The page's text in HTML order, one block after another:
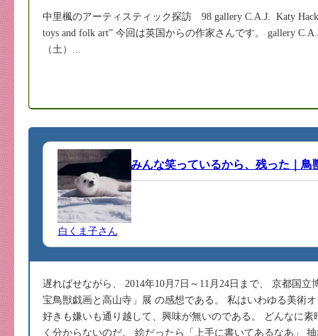
中里楓のアーティスティック探訪 98 gallery C.A.J. Katy
toys and folk art” 今回は英国からの作家さんです。 gallery
（土）...
白くま子さん
みんな笑っているから、残った｜鳥
遅ればせながら、 2014年10月7日～11月24日まで、 京都国
宝鳥獣戯画と高山寺」展 の感想である。 私はいわゆる美術
好きも嫌いも通り越して、興味が無いのである。 どんなに
く分からないのだ。 絵だったら「上手に書いてあるなあ」